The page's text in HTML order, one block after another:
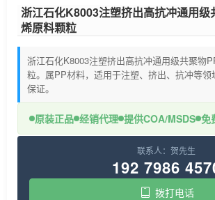
浙江石化K8003注塑挤出高抗冲通用级
烯原料颗粒
浙江石化K8003注塑挤出高抗冲通用级共聚物
粒。属PP材料，适用于注塑、挤出、抗冲等
保证。
原装正品 经销代理 提供COA/MSDS 免
联系人：贺先生
192 7986
拨打电话